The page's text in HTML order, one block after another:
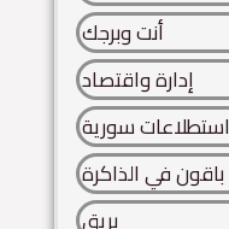
أنت وبرجك
إدارة واقتصاد
استطلاعات سورية
باقون في الذاكرة
بريق